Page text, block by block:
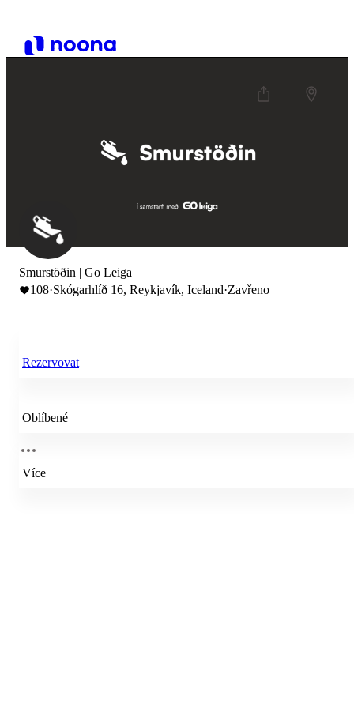
Smurstöðin | Go Leiga
108·Skógarhlíð 16, Reykjavík, Iceland·Zavřeno
Rezervovat
Oblíbené
Více